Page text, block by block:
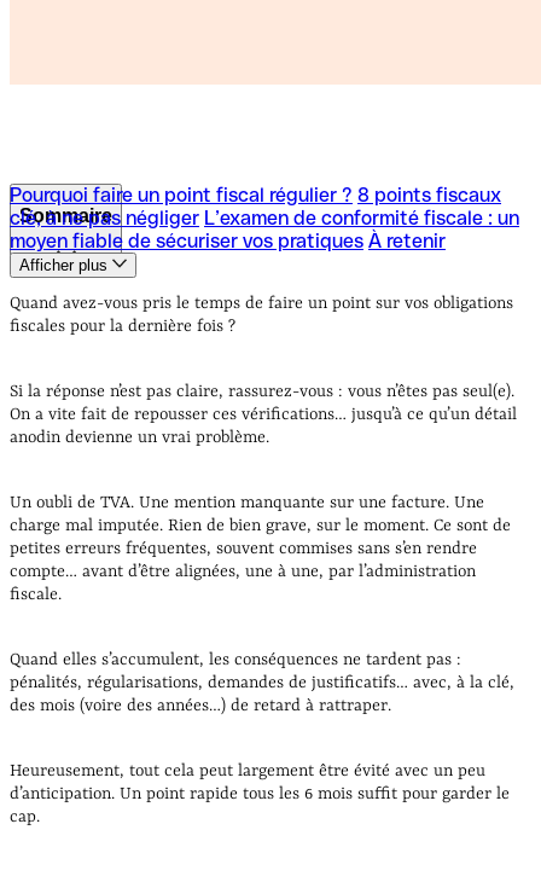
Pourquoi faire un point fiscal régulier ? 8 points fiscaux
clé, à ne pas négliger L’examen de conformité fiscale : un
moyen fiable de sécuriser vos pratiques À retenir
Afficher plus
Sommaire
Pourquoi faire un point fiscal régulier ?
clé, à ne pas négliger L’examen de conformité fiscale : un
moyen fiable de sécuriser vos pratiques
Quand avez-vous pris le temps de faire un point sur vos obligations
fiscales pour la dernière fois ?
Si la réponse n’est pas claire, rassurez-vous : vous n’êtes pas seul(e).
On a vite fait de repousser ces vérifications… jusqu’à ce qu’un détail
anodin devienne un vrai problème.
Un oubli de TVA. Une mention manquante sur une facture. Une
charge mal imputée. Rien de bien grave, sur le moment. Ce sont de
petites erreurs fréquentes, souvent commises sans s’en rendre
compte… avant d’être alignées, une à une, par l’administration
fiscale.
Quand elles s’accumulent, les conséquences ne tardent pas :
pénalités, régularisations, demandes de justificatifs… avec, à la clé,
des mois (voire des années…) de retard à rattraper.
Heureusement, tout cela peut largement être évité avec un peu
d’anticipation. Un point rapide tous les 6 mois suffit pour garder le
cap.